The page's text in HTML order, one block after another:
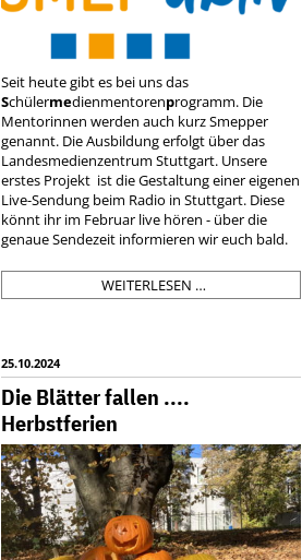
Seit heute gibt es bei uns das
Schülermedienmentorenprogramm. Die
Mentorinnen werden auch kurz Smepper
genannt. Die Ausbildung erfolgt über das
Landesmedienzentrum Stuttgart. Unsere
erstes Projekt ist die Gestaltung einer eigenen
Live-Sendung beim Radio in Stuttgart. Diese
könnt ihr im Februar live hören - über die
genaue Sendezeit informieren wir euch bald.
WEITERLESEN …
AM
25.10.2024
Die Blätter fallen ....
Herbstferien